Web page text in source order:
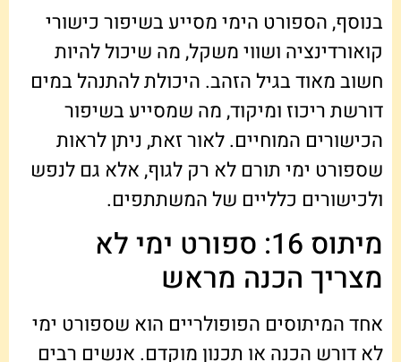
בנוסף, הספורט הימי מסייע בשיפור כישורי
קואורדינציה ושווי משקל, מה שיכול להיות
חשוב מאוד בגיל הזהב. היכולת להתנהל במים
דורשת ריכוז ומיקוד, מה שמסייע בשיפור
הכישורים המוחיים. לאור זאת, ניתן לראות
שספורט ימי תורם לא רק לגוף, אלא גם לנפש
ולכישורים כלליים של המשתתפים.
מיתוס 16: ספורט ימי לא
מצריך הכנה מראש
אחד המיתוסים הפופולריים הוא שספורט ימי
לא דורש הכנה או תכנון מוקדם. אנשים רבים